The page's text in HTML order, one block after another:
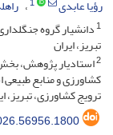
رؤیا عابدی
1دانشیار گروه
تبریز، ایران
2استادیار پژوهش،
کشاورزی و منابع
ترویج کشاورزی، تبریز،